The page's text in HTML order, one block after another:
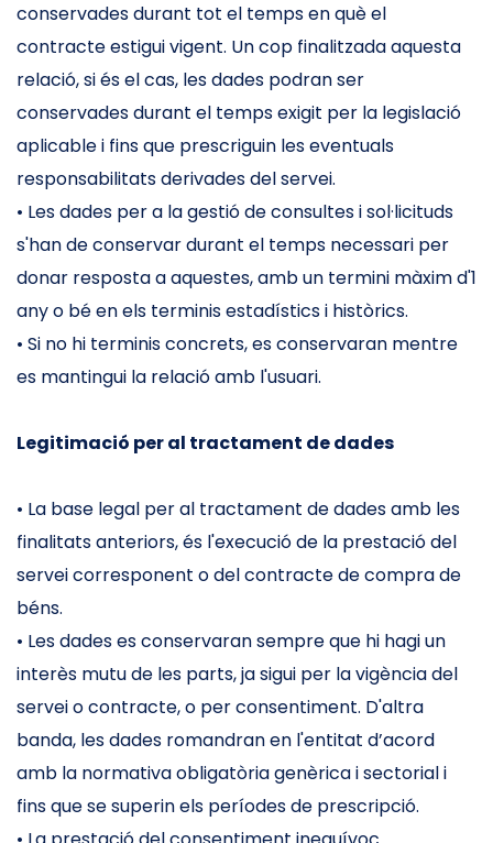
conservades durant tot el temps en què el
contracte estigui vigent. Un cop finalitzada aquesta
relació, si és el cas, les dades podran ser
conservades durant el temps exigit per la legislació
aplicable i fins que prescriguin les eventuals
responsabilitats derivades del servei.
• Les dades per a la gestió de consultes i sol·licituds
s'han de conservar durant el temps necessari per
donar resposta a aquestes, amb un termini màxim d'1
any o bé en els terminis estadístics i històrics.
• Si no hi terminis concrets, es conservaran mentre
es mantingui la relació amb l'usuari.
Legitimació per al tractament de dades
• La base legal per al tractament de dades amb les
finalitats anteriors, és l'execució de la prestació del
servei corresponent o del contracte de compra de
béns.
• Les dades es conservaran sempre que hi hagi un
interès mutu de les parts, ja sigui per la vigència del
servei o contracte, o per consentiment. D'altra
banda, les dades romandran en l'entitat d’acord
amb la normativa obligatòria genèrica i sectorial i
fins que se superin els períodes de prescripció.